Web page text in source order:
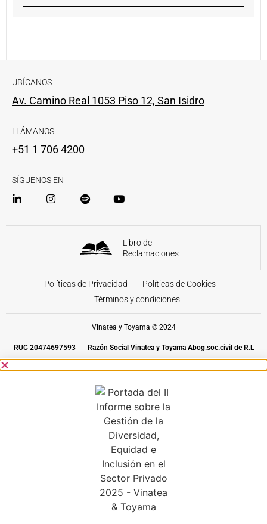
UBÍCANOS
Av. Camino Real 1053 Piso 12, San Isidro
LLÁMANOS
+51 1 706 4200
SÍGUENOS EN
Libro de
Reclamaciones
Políticas de Privacidad
Políticas de Cookies
Términos y condiciones
Vinatea y Toyama © 2024
RUC 20474697593 Razón Social Vinatea y Toyama Abog.soc.civil de R.L